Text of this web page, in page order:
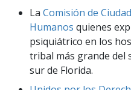
La Comisión de
Humanos quienes
psiquiátrico en los
tribal más grande del
sur de Florida.